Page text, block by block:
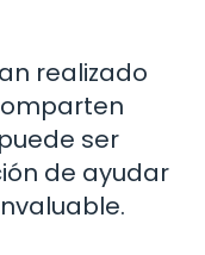
realizado
ser
de ayudar